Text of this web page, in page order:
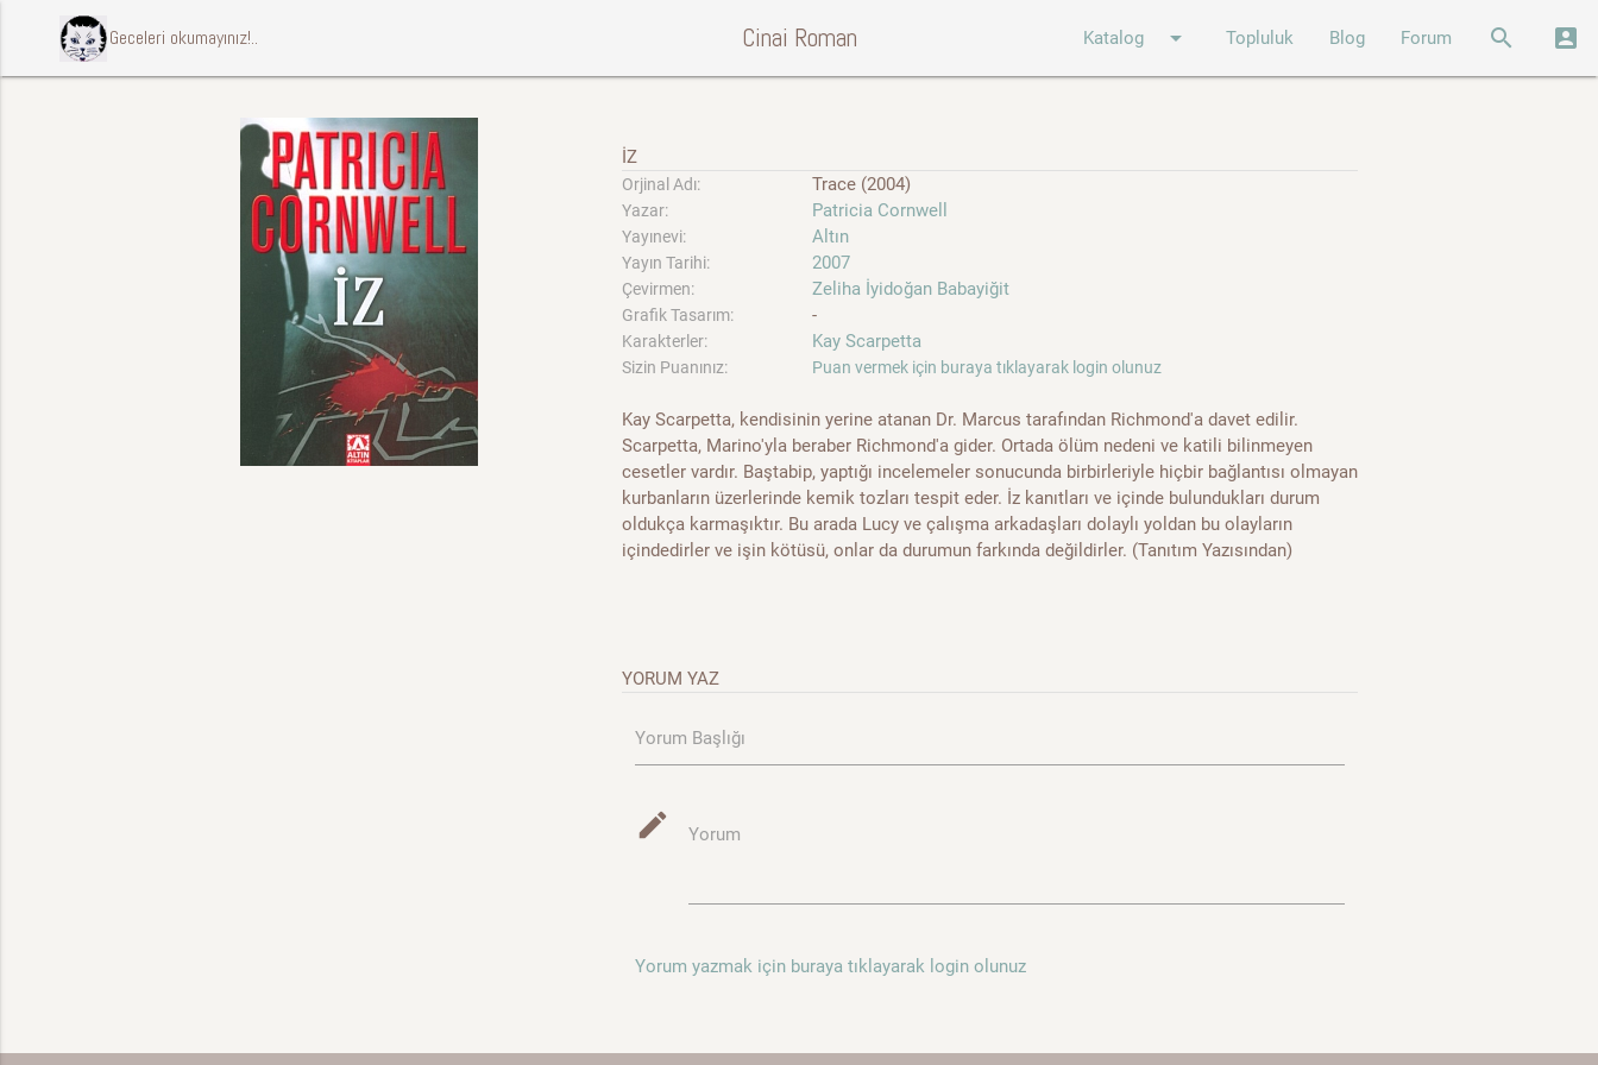
ccccci Geceleri okumayınız!.. Cinai Roman Katalog arrow_drop_down Topluluk Blog Forum search account_box
İZ
Orjinal Adı: Trace (2004)
Yazar: Patricia Cornwell
Yayınevi: Altın
Yayın Tarihi: 2007
Çevirmen: Zeliha İyidoğan Babayiğit
Grafik Tasarım: -
Karakterler: Kay Scarpetta
Sizin Puanınız: Puan vermek için buraya tıklayarak login olunuz
Kay Scarpetta, kendisinin yerine atanan Dr. Marcus tarafından Richmond'a davet edilir.
Scarpetta, Marino'yla beraber Richmond'a gider. Ortada ölüm nedeni ve katili bilinmeyen
cesetler vardır. Baştabip, yaptığı incelemeler sonucunda birbirleriyle hiçbir bağlantısı olmayan
kurbanların üzerlerinde kemik tozları tespit eder. İz kanıtları ve içinde bulundukları durum
oldukça karmaşıktır. Bu arada Lucy ve çalışma arkadaşları dolaylı yoldan bu olayların
içindedirler ve işin kötüsü, onlar da durumun farkında değildirler. (Tanıtım Yazısından)
YORUM YAZ
Yorum Başlığı
mode_edit Yorum
Yorum yazmak için buraya tıklayarak login olunuz